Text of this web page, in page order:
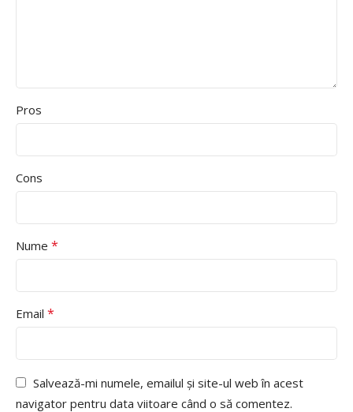
Pros
Cons
Nume *
Email *
Salvează-mi numele, emailul și site-ul web în acest
navigator pentru data viitoare când o să comentez.